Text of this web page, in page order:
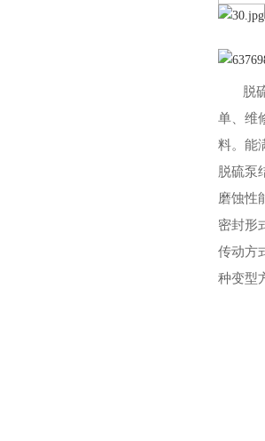
脱
单、维
料。能
脱硫泵
磨蚀性
密封形
传动方
种变型